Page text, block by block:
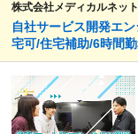
株式会社メディカルネッ
自社サービス開発エ
宅可/住宅補助/6時間